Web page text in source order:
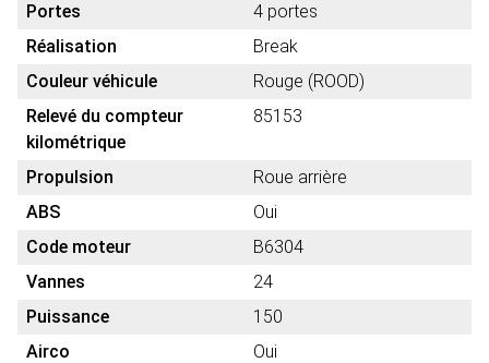
Portes
4 portes
Réalisation
Break
Couleur véhicule
Rouge (ROOD)
Relevé du compteur
kilométrique
85153
Propulsion
Roue arrière
ABS
Oui
Code moteur
B6304
Vannes
24
Puissance
150
Airco
Oui